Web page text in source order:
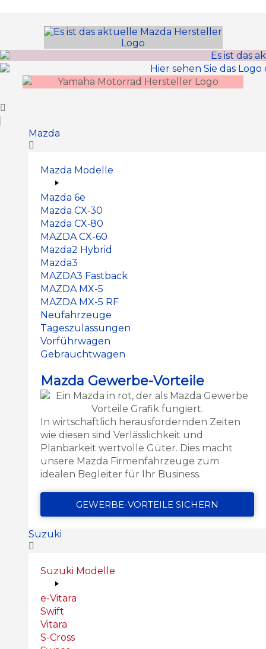
Mazda
Mazda Modelle
Mazda 6e
Mazda CX‑30
Mazda CX‑80
MAZDA CX-60
Mazda2 Hy­brid
Mazda3
MAZDA3 Fastback
MAZDA MX-5
MAZDA MX-5 RF
Neufahrzeuge
Tageszulassungen
Vorführwagen
Gebrauchtwagen
Mazda Gewerbe-Vorteile
In wirtschaftlich herausfordernden Zeiten
wie diesen sind Verlässlichkeit und
Planbarkeit wertvolle Güter. Dies macht
unsere Mazda Firmenfahrzeuge zum
idealen Begleiter für Ihr Business.
GEWERBE-VORTEILE SICHERN
Suzuki
Suzuki Modelle
e-Vitara
Swift
Vitara
S-Cross